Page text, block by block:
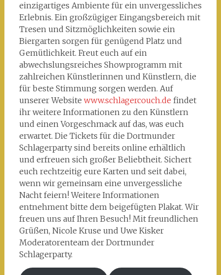
einzigartiges Ambiente für ein unvergessliches
Erlebnis. Ein großzügiger Eingangsbereich mit
Tresen und Sitzmöglichkeiten sowie ein
Biergarten sorgen für genügend Platz und
Gemütlichkeit. Freut euch auf ein
abwechslungsreiches Showprogramm mit
zahlreichen Künstlerinnen und Künstlern, die
für beste Stimmung sorgen werden. Auf
unserer Website www.schlagercouch.de findet
ihr weitere Informationen zu den Künstlern
und einen Vorgeschmack auf das, was euch
erwartet. Die Tickets für die Dortmunder
Schlagerparty sind bereits online erhältlich
und erfreuen sich großer Beliebtheit. Sichert
euch rechtzeitig eure Karten und seit dabei,
wenn wir gemeinsam eine unvergessliche
Nacht feiern! Weitere Informationen
entnehment bitte dem beigefügten Plakat. Wir
freuen uns auf Ihren Besuch! Mit freundlichen
Grüßen, Nicole Kruse und Uwe Kisker
Moderatorenteam der Dortmunder
Schlagerparty.